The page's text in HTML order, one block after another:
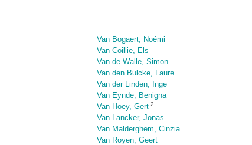
Van Bogaert, Noémi
Van Coillie, Els
Van de Walle, Simon
Van den Bulcke, Laure
Van der Linden, Inge
Van Eynde, Benigna
Van Hoey, Gert 2
Van Lancker, Jonas
Van Malderghem, Cinzia
Van Royen, Geert